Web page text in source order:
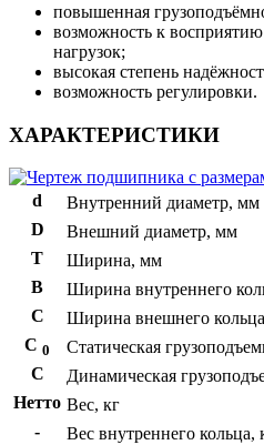
повышенная
возможность к
нагрузок;
высокая степень
возможность регулировки.
ХАРАКТЕРИСТИКИ
d Внутренний диаметр, мм
D
Внешний диаметр, мм
T
Ширина, мм
B
Ширина внутреннего
С
Ширина внешнего кольца
С 0 Статическая
C
Динамическая
Нетто Вес, кг
-
Вес внутреннего кольца,